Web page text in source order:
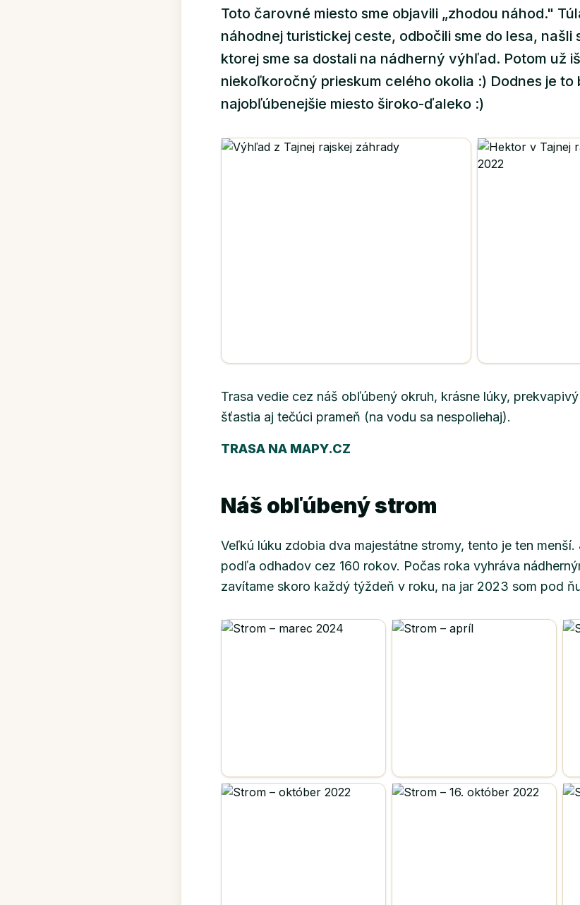
Toto čarovné miesto sme objavili „zhodou náhod."
náhodnej turistickej ceste, odbočili sme do lesa, našli
ktorej sme sa dostali na nádherný výhľad. Potom už
niekoľkoročný prieskum celého okolia :) Dodnes je
najobľúbenejšie miesto široko-ďaleko :)
Trasa vedie cez náš obľúbený okruh, krásne lúky,
šťastia aj tečúci prameň (na vodu sa nespoliehaj).
TRASA NA MAPY.CZ
Náš obľúbený strom
Veľkú lúku zdobia dva majestátne stromy, tento je ten menší.
podľa odhadov cez 160 rokov. Počas roka vyhráva
zavítame skoro každý týždeň v roku, na jar 2023 som pod